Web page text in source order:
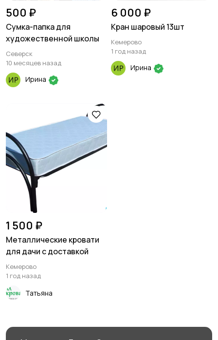
500 ₽
Сумка-папка для
художественной школы
Северск
10 месяцев назад
Ирина
6 000 ₽
Кран шаровый 13шт
Кемерово
1 год назад
Ирина
1 500 ₽
Металлические кровати
для дачи с доставкой
Кемерово
1 год назад
Татьяна